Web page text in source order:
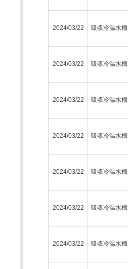
2024/03/22 吸収冷温水機
2024/03/22 吸収冷温水機
2024/03/22 吸収冷温水機
2024/03/22 吸収冷温水機
2024/03/22 吸収冷温水機
2024/03/22 吸収冷温水機
2024/03/22 吸収冷温水機